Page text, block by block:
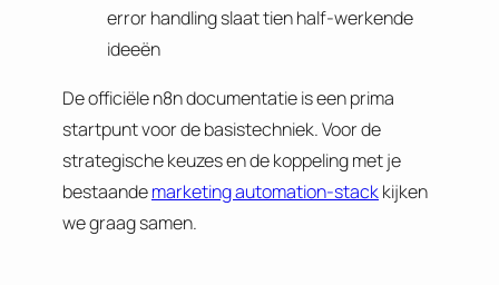
error handling slaat tien half-werkende
ideeën
De officiële n8n documentatie is een prima
startpunt voor de basistechniek. Voor de
strategische keuzes en de koppeling met je
bestaandemarketing automation-stackkijken
we graag samen.